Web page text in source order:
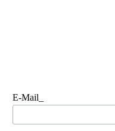
E-Mail_